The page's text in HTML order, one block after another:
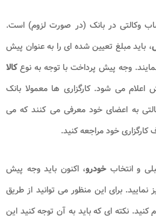
وکالتی در بانک (در صورت لزوم) است.
، باید مبلغ تعیین شده ای را به عنوان پیش
وجه پیش پرداخت با توجه به نوعکالا
می شود. کارگزاری ها معمولا بانک
به اعضای خود معرفی می کنند که می
کارگزاری خود مراجعه کنید.
و انتخابخودرو، اکنون باید وجه پیش
نمایید. برای این منظور می توانید از طریق
کنید. نکته ای که باید به آن توجه کنید این